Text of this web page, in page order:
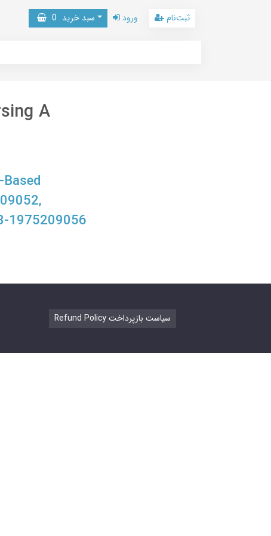
سبد خرید 0 ورود ثبت‌نام
A
1975209056
Refund Policy سیاست بازپرداخت